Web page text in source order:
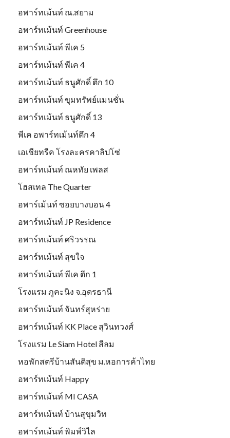
อพาร์ทเม้นท์ ณ.สยาม
อพาร์ทเม้นท์ Greenhouse
อพาร์ทเม้นท์ พีเค 5
อพาร์ทเม้นท์ พีเค 4
อพาร์ทเม้นท์ ธนูศักดิ์ ตึก 10
อพาร์ทเม้นท์ ขุมทรัพย์แมนชั่น
อพาร์ทเม้นท์ ธนูศักดิ์ 13
พีเค อพาร์ทเม้นท์ตึก 4
เอเชียทรีค โรงละครคาลิปโซ่
อพาร์ทเม้นท์ ณหทัย เพลส
โฮสเทล The Quarter
อพาร์เม้นท์ ซอยบางบอน 4
อพาร์ทเม้นท์ JP Residence
อพาร์ทเม้นท์ ศริวรรณ
อพาร์ทเม้นท์ สุขใจ
อพาร์ทเม้นท์ พีเค ตึก 1
โรงแรม ภูคะนิง จ.อุดรธานี
อพาร์ทเม้นท์ จันทร์สุหร่าย
อพาร์ทเม้นท์ KK Place สุวินทวงศ์
โรงแรม Le Siam Hotel สีลม
หอพักสตรีบ้านสันติสุข ม.หอการค้าไทย
อพาร์ทเม้นท์ Happy
อพาร์ทเม้นท์ MI CASA
อพาร์ทเม้นท์ บ้านสุขุมวิท
อพาร์ทเม้นท์ พิมพ์วิไล